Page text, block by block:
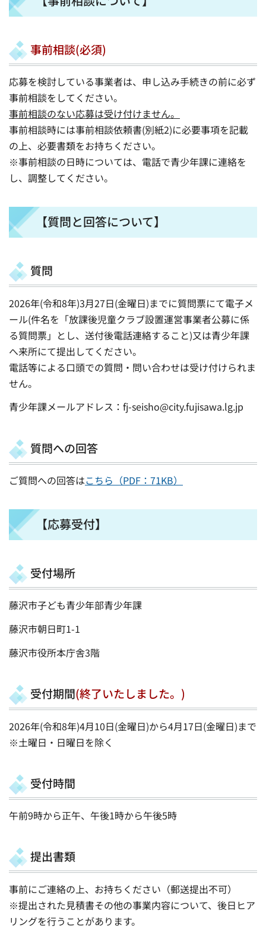
事前相談(必須)
応募を検討している事業者は、申し込み手続きの前に必ず
事前相談をしてください。
事前相談のない応募は受け付けません。
事前相談時には事前相談依頼書(別紙2)に必要事項を記載
の上、必要書類をお持ちください。
※事前相談の日時については、電話で青少年課に連絡を
し、調整してください。
【質問と回答について】
質問
2026年(令和8年)3月27日(金曜日)までに質問票にて電子メ
ール(件名を「放課後児童クラブ設置運営事業者公募に係
る質問票」とし、送付後電話連絡すること)又は青少年課
へ来所にて提出してください。
電話等による口頭での質問・問い合わせは受け付けられま
せん。
青少年課メールアドレス：fj-seisho@city.fujisawa.lg.jp
質問への回答
ご質問への回答はこちら（PDF：71KB）
【応募受付】
受付場所
藤沢市子ども青少年部青少年課
藤沢市朝日町1-1
藤沢市役所本庁舎3階
受付期間(終了いたしました。)
2026年(令和8年)4月10日(金曜日)から4月17日(金曜日)まで
※土曜日・日曜日を除く
受付時間
午前9時から正午、午後1時から午後5時
提出書類
事前にご連絡の上、お持ちください（郵送提出不可）
※提出された見積書その他の事業内容について、後日ヒア
リングを行うことがあります。